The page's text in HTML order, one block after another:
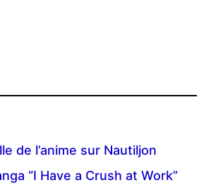
de l’anime sur Nautiljon
“I Have a Crush at Work”